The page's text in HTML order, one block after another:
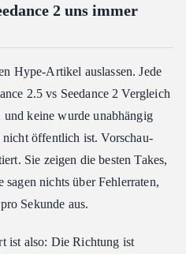
2 uns immer
Hype-Artikel auslassen. Jede
2.5 vs Seedance 2 Vergleich
keine wurde unabhängig
öffentlich ist. Vorschau-
Sie zeigen die besten Takes,
nichts über Fehlerraten,
Sekunde aus.
ist also: Die Richtung ist